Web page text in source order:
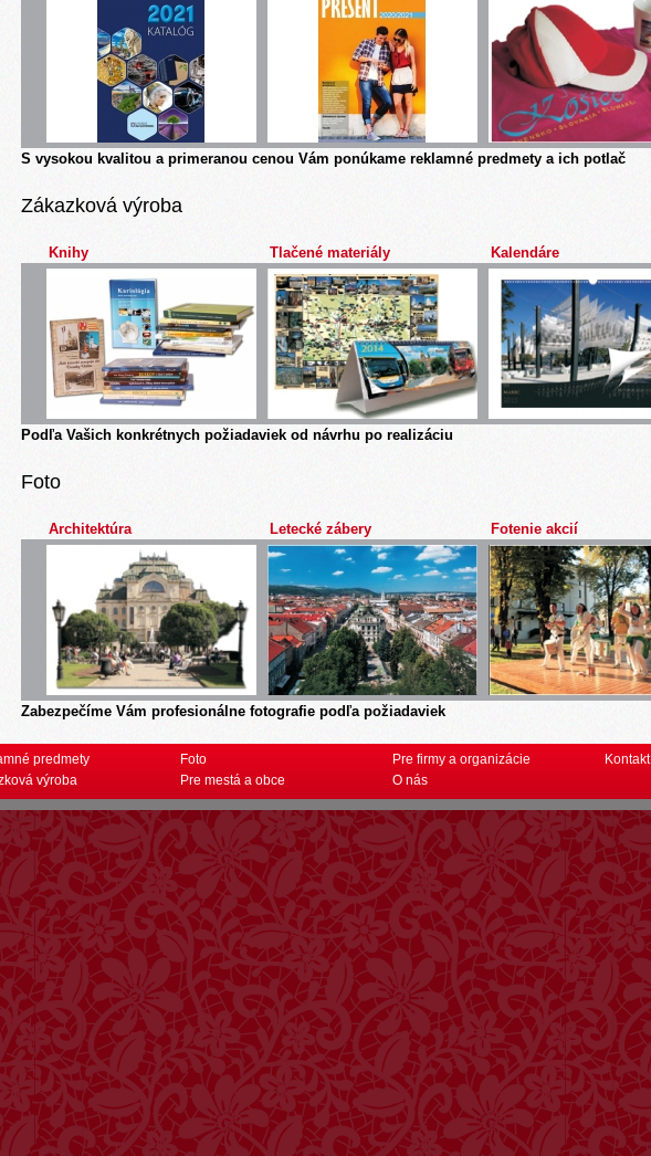
S vysokou kvalitou a primeranou cenou Vám ponúkame reklamné predmety a ich potlač
Zákazková výroba
Knihy Tlačené materiály Kalendáre
Podľa Vašich konkrétnych požiadaviek od návrhu po realizáciu
Foto
Architektúra Letecké zábery Fotenie akcií
Zabezpečíme Vám profesionálne fotografie podľa požiadaviek
predmety
výroba
Foto
Pre mestá a obce
Pre firmy a organizácie
O nás
Kontakt